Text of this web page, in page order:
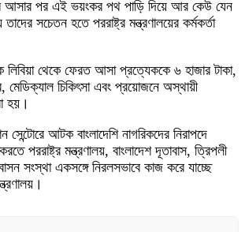
আসার পর এই ভয়ংকর পথ পাড়ি দিয়ে আর কেউ যেন
তাদের সচেতন হতে পররাষ্ট্র মন্ত্রণালয়ের কর্মকর্তা
থেকে ফেরত আসা প্রত্যেককে ৬ হাজার টাকা,
মেডিক্যাল চিকিৎসা এবং প্রয়োজনে অস্থায়ী
হয়।
সেন্টোরে আটক বাংলাদেশি নাগরিকদের নিরাপদে
পররাষ্ট্র মন্ত্রণালয়, বাংলাদেশ দূতাবাস, ত্রিপলী
সংস্থা একসঙ্গে নিরলসভাবে কাজ করে যাচ্ছে